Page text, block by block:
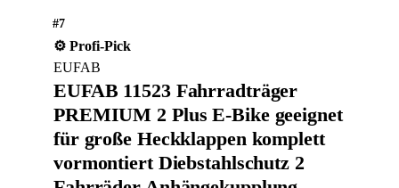
#7
⚙️ Profi-Pick
EUFAB
EUFAB 11523 Fahrradträger
PREMIUM 2 Plus E-Bike geeignet
für große Heckklappen komplett
vormontiert Diebstahlschutz 2